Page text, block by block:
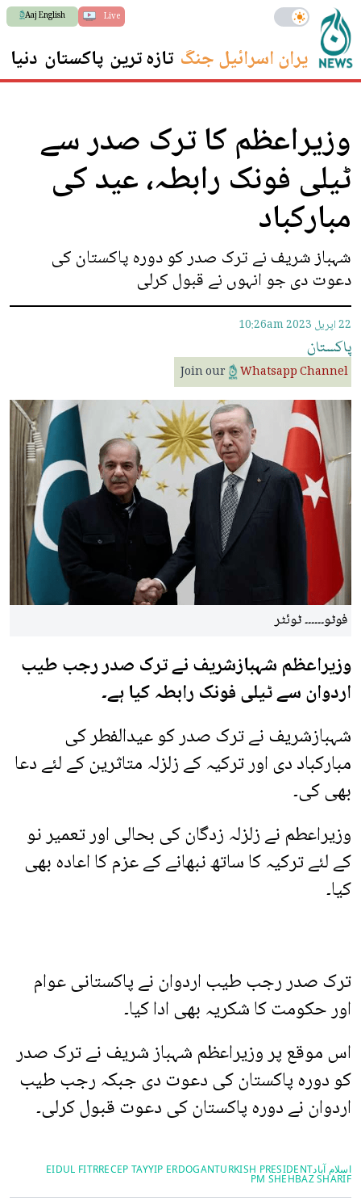
Live
Aaj English
ایران اسرائیل جنگ تازہ ترین پاکستان دنیا
وزیراعظم کا ترک صدر سے
ٹیلی فونک رابطہ، عید کی
مبارکباد
شہباز شریف نے ترک صدر کو دورہ پاکستان کی
دعوت دی جو انہوں نے قبول کرلی
22 اپريل 2023 10:26am
پاکستان
Join our Whatsapp Channel
فوٹو۔۔۔۔۔۔ ٹوئٹر
وزیراعظم شہبازشریف نے ترک صدر رجب طیب
اردوان سے ٹیلی فونک رابطہ کیا ہے۔
شہبازشریف نے ترک صدر کو عیدالفطر کی
مبارکباد دی اور ترکیہ کے زلزلہ متاثرین کے لئے دعا
بھی کی۔
وزیراعطم نے زلزلہ زدگان کی بحالی اور تعمیر نو
کے لئے ترکیہ کا ساتھ نبھانے کے عزم کا اعادہ بھی
کیا۔
ترک صدر رجب طیب اردوان نے پاکستانی عوام
اور حکومت کا شکریہ بھی ادا کیا۔
اس موقع پر وزیراعظم شہباز شریف نے ترک صدر
کو دورہ پاکستان کی دعوت دی جبکہ رجب طیب
اردوان نے دورہ پاکستان کی دعوت قبول کرلی۔
اسلام آبادTURKISH PRESIDENT
RECEP TAYYIP ERDOGAN
EIDUL FITR
PM SHEHBAZ SHARIF